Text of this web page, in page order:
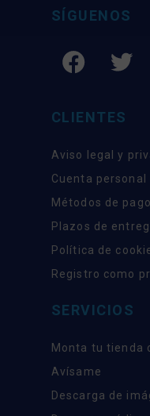
SÍGUENOS
CLIENTES
Aviso legal y
Cuenta personal
Métodos de pago
Plazos de
Política de
Registro como
SERVICIOS
Monta tu tienda
Avísame
Descarga de